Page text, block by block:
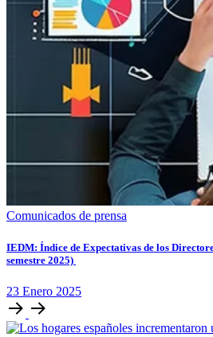
Comunicados de prensa
IEDM: Índice de Expectativas de los
semestre 2025)
23 Enero 2025